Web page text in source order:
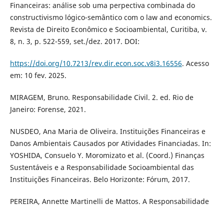
Financeiras: análise sob uma perpectiva combinada do
constructivismo lógico-semântico com o law and economics.
Revista de Direito Econômico e Socioambiental, Curitiba, v.
8, n. 3, p. 522-559, set./dez. 2017. DOI:
https://doi.org/10.7213/rev.dir.econ.soc.v8i3.16556. Acesso
em: 10 fev. 2025.
MIRAGEM, Bruno. Responsabilidade Civil. 2. ed. Rio de
Janeiro: Forense, 2021.
NUSDEO, Ana Maria de Oliveira. Instituições Financeiras e
Danos Ambientais Causados por Atividades Financiadas. In:
YOSHIDA, Consuelo Y. Moromizato et al. (Coord.) Finanças
Sustentáveis e a Responsabilidade Socioambiental das
Instituições Financeiras. Belo Horizonte: Fórum, 2017.
PEREIRA, Annette Martinelli de Mattos. A Responsabilidade